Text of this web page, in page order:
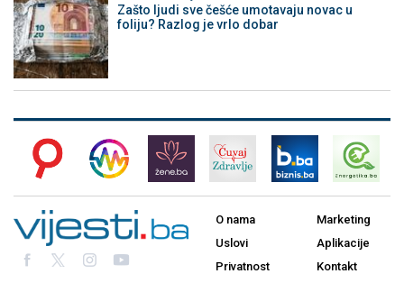
Zašto ljudi sve češće umotavaju novac u
foliju? Razlog je vrlo dobar
O nama
Uslovi
Privatnost
Marketing
Aplikacije
Kontakt